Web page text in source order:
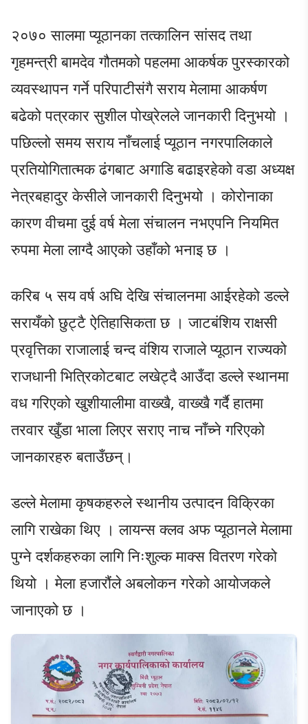
२०७० सालमा प्यूठानका तत्कालिन सांसद तथा
गृहमन्त्री बामदेव गौतमको पहलमा आकर्षक पुरस्कारको
व्यवस्थापन गर्ने परिपाटीसंगै सराय मेलामा आकर्षण
बढेको पत्रकार सुशील पोख्रेलले जानकारी दिनुभयो ।
पछिल्लो समय सराय नाँचलाई प्यूठान नगरपालिकाले
प्रतियोगितात्मक ढंगबाट अगाडि बढाइरहेको वडा अध्यक्ष
नेत्रबहादुर केसीले जानकारी दिनुभयो । कोरोनाका
कारण वीचमा दुई वर्ष मेला संचालन नभएपनि नियमित
रुपमा मेला लाग्दै आएको उहाँको भनाइ छ ।
करिब ५ सय वर्ष अघि देखि संचालनमा आईरहेको डल्ले
सरायँको छुट्टै ऐतिहासिकता छ । जाटबंशिय राक्षसी
प्रवृत्तिका राजालाई चन्द वंशिय राजाले प्यूठान राज्यको
राजधानी भित्रिकोटबाट लखेट्दै आउँदा डल्ले स्थानमा
वध गरिएको खुशीयालीमा वाख्खै, वाख्खै गर्दै हातमा
तरवार खुँडा भाला लिएर सराए नाच नाँच्ने गरिएको
जानकारहरु बताउँछन्।
डल्ले मेलामा कृषकहरुले स्थानीय उत्पादन विक्रिका
लागि राखेका थिए । लायन्स क्लव अफ प्यूठानले मेलामा
पुग्ने दर्शकहरुका लागि निःशुल्क माक्स वितरण गरेको
थियो । मेला हजारौंले अबलोकन गरेको आयोजकले
जानाएको छ ।